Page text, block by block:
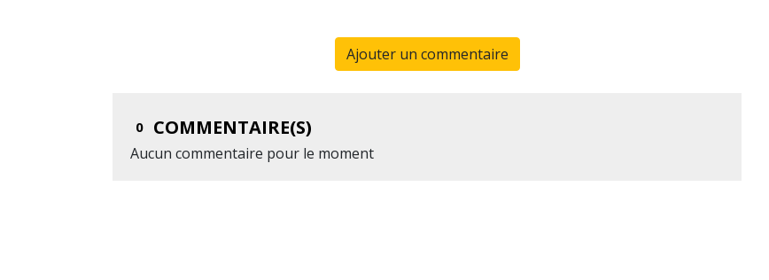
Ajouter un commentaire
0 COMMENTAIRE(S)
Aucun commentaire pour le moment